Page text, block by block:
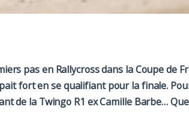
pas en Rallycross dans la Coupe de
fort en se qualifiant pour la finale.
de la Twingo R1 ex Camille Barbe…